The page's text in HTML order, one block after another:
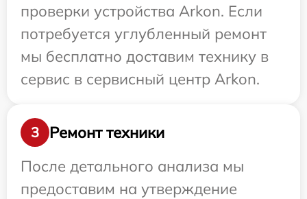
проверки устройства Arkon. Если
потребуется углубленный ремонт
мы бесплатно доставим технику в
сервис в сервисный центр Arkon.
3
Ремонт техники
После детального анализа мы
предоставим на утверждение